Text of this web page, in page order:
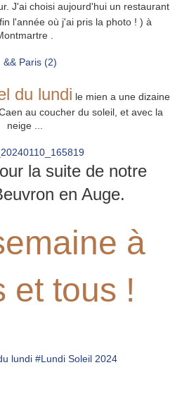
J'ai choisi aujourd'hui un restaurant
l'année où j'ai pris la photo ! ) à
.
du lundi le mien a une dizaine
au coucher du soleil, et avec la
neige ...
la suite de notre
en Auge.
à
et tous !
lundi #Lundi Soleil 2024